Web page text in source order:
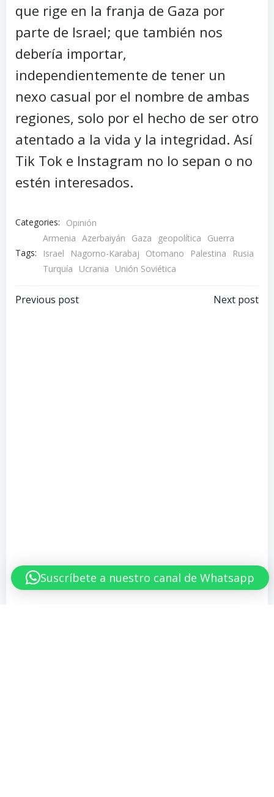
que rige en la franja de Gaza por
parte de Israel; que también nos
debería importar,
independientemente de tener un
nexo casual por el nombre de ambas
regiones, solo por el hecho de ser otro
atentado a la vida y la integridad. Así
Tik Tok e Instagram no lo sepan o no
estén interesados.
Categories: Opinión
Tags:
Armenia Azerbaiyán Gaza geopolítica
Guerra
Israel
Nagorno-Karabaj Otomano Palestina
Rusia
Turquía
Ucrania Unión Soviética
Post
Previous post Next post
Suscríbete a nuestro canal de Whatsapp